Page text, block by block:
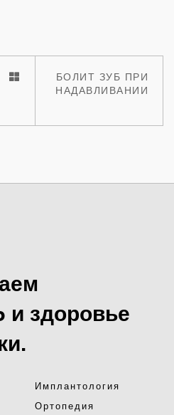
БОЛИТ ЗУБ ПРИ
НАДАВЛИВАНИИ
здоровье
Имплантология
Ортопедия